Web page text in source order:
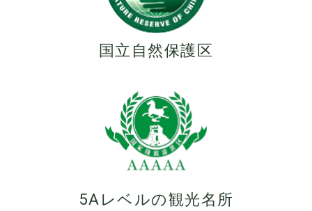
国立自然保護区
5Aレベルの観光名所